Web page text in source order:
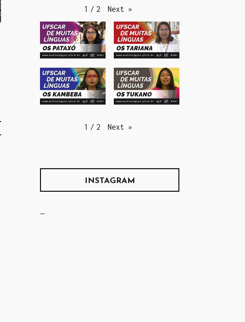
1 / 2 Next »
1 / 2 Next »
INSTAGRAM
…